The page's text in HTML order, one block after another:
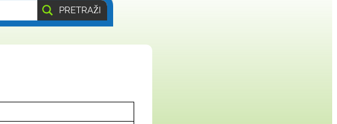
PRETRAŽI